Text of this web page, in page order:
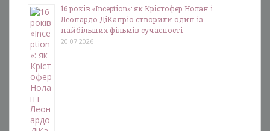
16 років «Inception»: як Крістофер Нолан і
Леонардо ДіКапріо створили один із
найбільших фільмів сучасності
20.07.2026